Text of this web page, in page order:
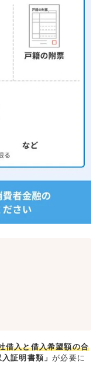
借入と借入希望額の合
入証明書類」が必要に